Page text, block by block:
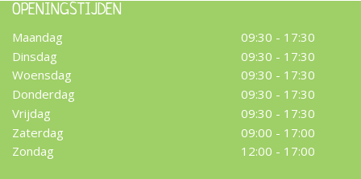
OPENINGSTIJDEN
Maandag
09:30 - 17:30
Dinsdag
09:30 - 17:30
Woensdag
09:30 - 17:30
Donderdag
09:30 - 17:30
Vrijdag
09:30 - 17:30
Zaterdag
09:00 - 17:00
Zondag
12:00 - 17:00